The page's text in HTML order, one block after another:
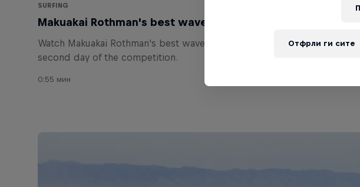
SURFING
Makuakai Rothman's best wave of day 2
Watch Makuakai Rothman's best wave from the
second day of the competition.
0:55 мин
Check out
Отфрли ги сите